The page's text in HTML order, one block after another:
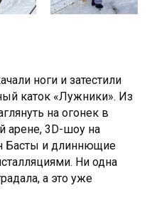
ноги и затестили
каток «Лужники». Из
на огонек в
арене, 3D-шоу на
Басты и длиннющие
Ни одна
а это уже